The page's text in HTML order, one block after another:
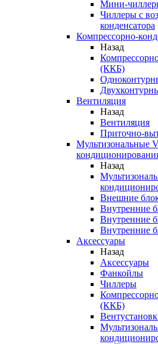
Мини-
Чиллеры с
конденсатора
Компрессорно-
Назад
(ККБ)
Вентиляция
Назад
Вентиляция
Приточно-
Мультизональные
Назад
Внешние
Внутренние
Внутренние
Внутренние
Аксессуары
Назад
Аксессуары
Фанкойлы
Чиллеры
(ККБ)